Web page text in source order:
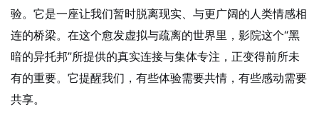
验。它是一座让我们暂时脱离现实、与更广阔的人类情感相
连的桥梁。在这个愈发虚拟与疏离的世界里，影院这个“黑
暗的异托邦”所提供的真实连接与集体专注，正变得前所未
有的重要。它提醒我们，有些体验需要共情，有些感动需要
共享。